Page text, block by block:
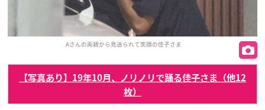
Aさんの両親から見送られて笑顔の佳子さま
【写真あり】19年10月、ノリノリで踊る佳子さま（他12
枚）